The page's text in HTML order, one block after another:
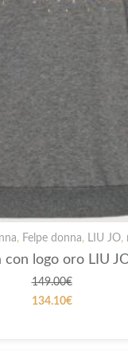
, Felpe donna, LIU JO,
con logo oro LIU
149.00€
134.10€